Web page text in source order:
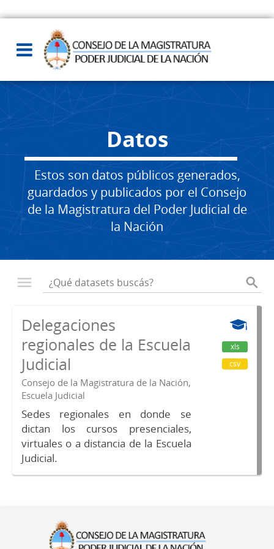
Datos
Estos son datos públicos generados,
guardados y publicados por el Consejo
de la Magistratura del Poder Judicial de
la Nación
Delegaciones
regionales de la Escuela
Judicial
Consejo de la Magistratura de la Nación,
Escuela Judicial
Sedes regionales en donde se
dictan los cursos presenciales,
virtuales o a distancia de la Escuela
Judicial.
xls
csv